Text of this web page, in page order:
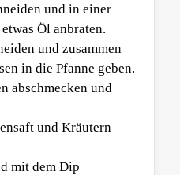
und in einer
Öl anbraten.
und zusammen
in die Pfanne geben.
abschmecken und
und Kräutern
mit dem Dip